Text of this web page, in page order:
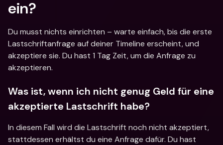
ein?
Du musst nichts einrichten – warte einfach, bis die erste
Lastschriftanfrage auf deiner Timeline erscheint, und
akzeptiere sie. Du hast 1 Tag Zeit, um die Anfrage zu
akzeptieren.
Was ist, wenn ich nicht genug Geld für eine
akzeptierte Lastschrift habe?
In diesem Fall wird die Lastschrift noch nicht akzeptiert,
stattdessen erhältst du eine Anfrage dafür. Du hast